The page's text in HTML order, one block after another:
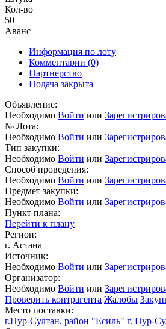
Кол-во
50
Аванс
Информация по лоту
Комментарии (0)
Партнерство
Подача закрыта
Объявление:
Необходимо Войти или
№ Лота:
Необходимо Войти или
Тип закупки:
Необходимо Войти или
Способ проведения:
Необходимо Войти или
Предмет закупки:
Необходимо Войти или
Пункт плана:
Перейти к плану
Регион:
г. Астана
Источник:
Необходимо Войти или
Организатор:
Необходимо Войти или
Проверить контрагента Жалобы
Место поставки:
г.Нур-Султан, район "Есиль" г. Нур-